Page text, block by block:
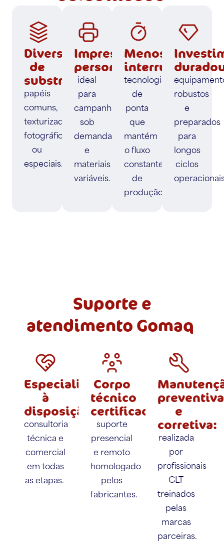
Diversidade
de
substratos:
papéis
comuns,
texturizados,
fotográficos
ou
especiais.
Impressão
personalizada:
ideal
para
campanhas
sob
demanda
e
materiais
variáveis.
Menos
interrupções:
tecnologia
de
ponta
que
mantém
o fluxo
constante
de
produção.
robustos
e
preparados
para
longos
ciclos
Suporte e
atendimento Gomaq
Especialistas
à
disposição:
consultoria
técnica e
comercial
em todas
as etapas.
Corpo
técnico
certificado:
suporte
presencial
e remoto
homologado
pelos
fabricantes.
preventiva
e
corretiva:
realizada
por
profissionais
CLT
treinados
pelas
marcas
parceiras.